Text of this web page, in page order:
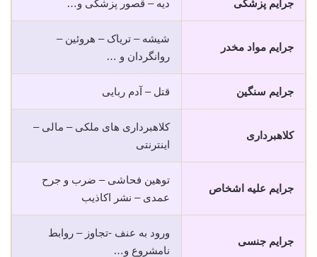
جرایم پزشکی دیه – قصور پزشکی و…
جرایم مواد مخدر
شیشه – تریاک – هروئین –
روانگردان و …
جرایم سنگین قتل – آدم ربایی
کلاهبرداری
کلاهبرداری های ملکی – مالی –
اینترنتی
جرایم علیه اشخاص
توهین فحاشی – ضرب و جرح
عمدی – نشر اکاذیب
جرایم جنسی
ورود به عنف -تجاوز – روابط
نامشروع و…